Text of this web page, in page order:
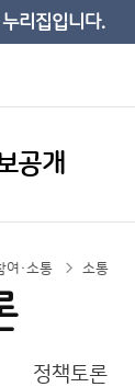
리집입니다.
공개
여·소통 소통
정책토론